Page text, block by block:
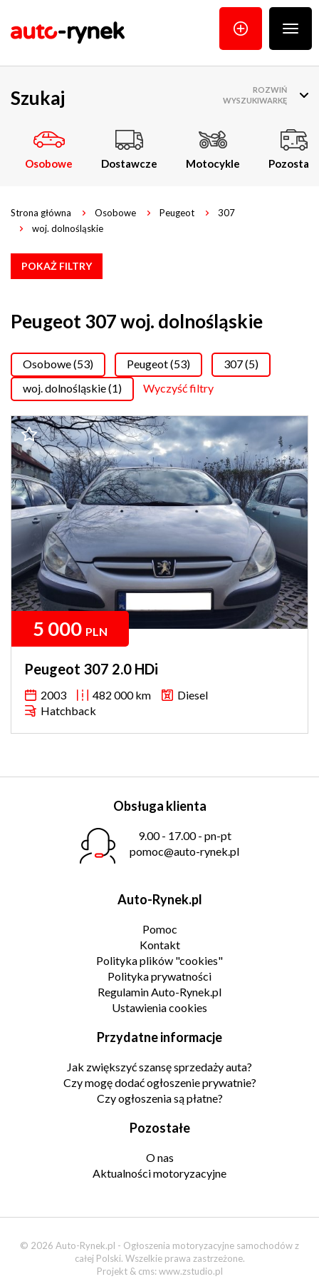
menu
Szukaj
Osobowe Dostawcze Motocykle Pozostałe
ROZWIŃ
WYSZUKIWARKĘ
Strona główna Osobowe Peugeot
307
woj. dolnośląskie
POKAŻ FILTRY
Peugeot 307 woj. dolnośląskie
Osobowe (53) Peugeot (53)
307 (5)
woj. dolnośląskie (1)
Wyczyść filtry
5 000 PLN
Peugeot 307 2.0 HDi
2003 482 000 km
Diesel
Hatchback
Obsługa klienta
9.00 - 17.00 - pn-pt
pomoc@auto-rynek.pl
Auto-Rynek.pl
Pomoc
Kontakt
Polityka plików "cookies"
Polityka prywatności
Regulamin Auto-Rynek.pl
Ustawienia cookies
Przydatne informacje
Jak zwiększyć szansę sprzedaży auta?
Czy mogę dodać ogłoszenie prywatnie?
Czy ogłoszenia są płatne?
Pozostałe
O nas
Aktualności motoryzacyjne
© 2026 Auto-Rynek.pl - Ogłoszenia motoryzacyjne samochodów z
całej Polski. Wszelkie prawa zastrzeżone.
Projekt & cms: www.zstudio.pl